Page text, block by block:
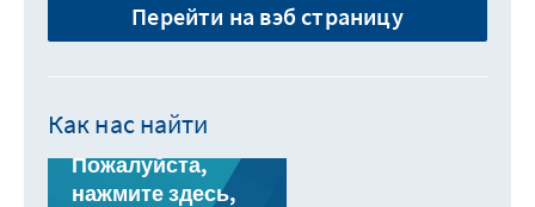
Перейти на вэб страницу
Как нас найти
Пожалуйста,
нажмите здесь,